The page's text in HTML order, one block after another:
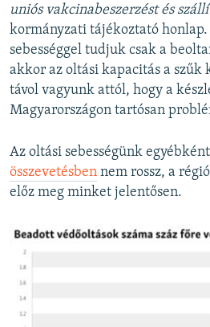
uniós vakcinabeszerzést és
kormányzati tájékoztató honlap.
sebességgel tudjuk csak a
akkor az oltási kapacitás a szűk
távol vagyunk attól, hogy a
Magyarországon tartósan
Az oltási sebességünk egyébként
összevetésben nem rossz, a
előz meg minket jelentősen.